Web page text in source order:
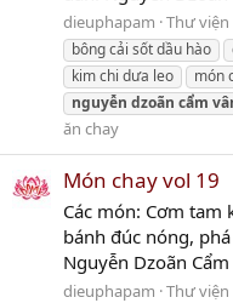
dieuphapam Thư viện
bông cải sốt dầu hào
kim chi dưa leo
món
nguyễn dzoãn cẩm
ăn chay
Món chay vol 19
Các món: Cơm tam
bánh đúc nóng,
Nguyễn Dzoãn Cẩm
dieuphapam Thư viện